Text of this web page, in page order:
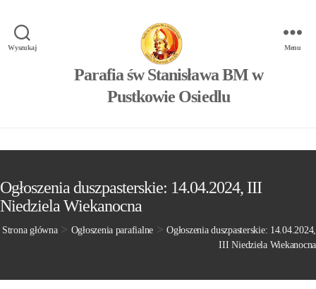
Wyszukaj
Parafia św Stanisława BM w
Pustkowie Osiedlu
Menu
Ogłoszenia duszpasterskie: 14.04.2024, III
Niedziela Wiekanocna
Strona główna> Ogłoszenia parafialne >Ogłoszenia duszpasterskie: 14.04.2024,
III Niedziela Wiekanocna